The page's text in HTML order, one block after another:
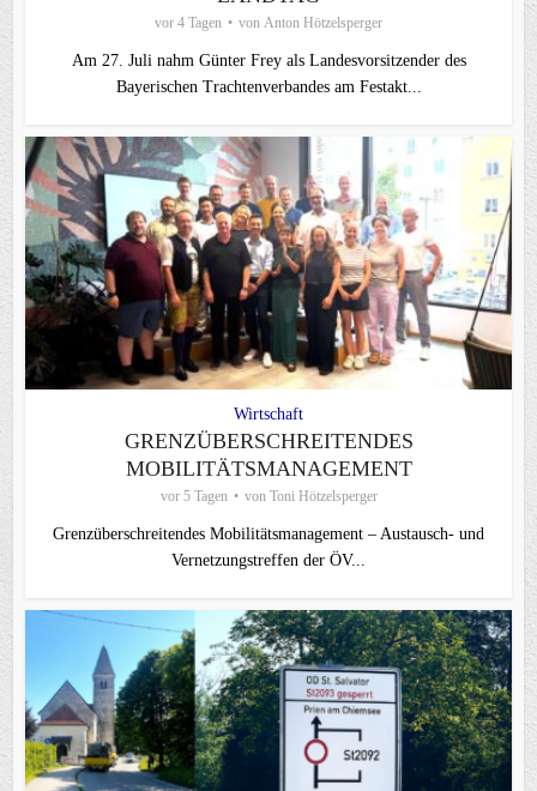
vor 4 Tagen von Anton Hötzelsperger
Am 27. Juli nahm Günter Frey als Landesvorsitzender des
Bayerischen Trachtenverbandes am Festakt...
Wirtschaft
GRENZÜBERSCHREITENDES
MOBILITÄTSMANAGEMENT
vor 5 Tagen von Toni Hötzelsperger
Grenzüberschreitendes Mobilitätsmanagement – Austausch- und
Vernetzungstreffen der ÖV...